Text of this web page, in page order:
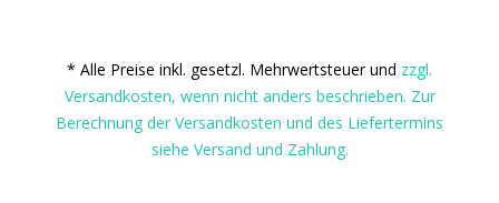
* Alle Preise inkl. gesetzl. Mehrwertsteuer und zzgl.
Versandkosten, wenn nicht anders beschrieben. Zur
Berechnung der Versandkosten und des Liefertermins
siehe Versand und Zahlung.